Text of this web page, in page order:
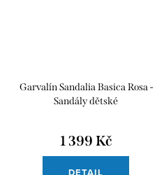
Garvalín Sandalia Basica Rosa -
Sandály dětské
1 399 Kč
DETAIL